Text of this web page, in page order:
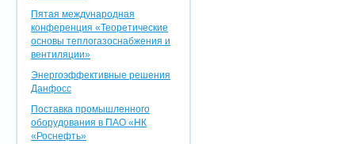
Пятая международная
конференция «Теоретические
основы теплогазоснабжения и
вентиляции»
Энергоэффективные решения
Данфосс
Поставка промышленного
оборудования в ПАО «НК
«Роснефть»